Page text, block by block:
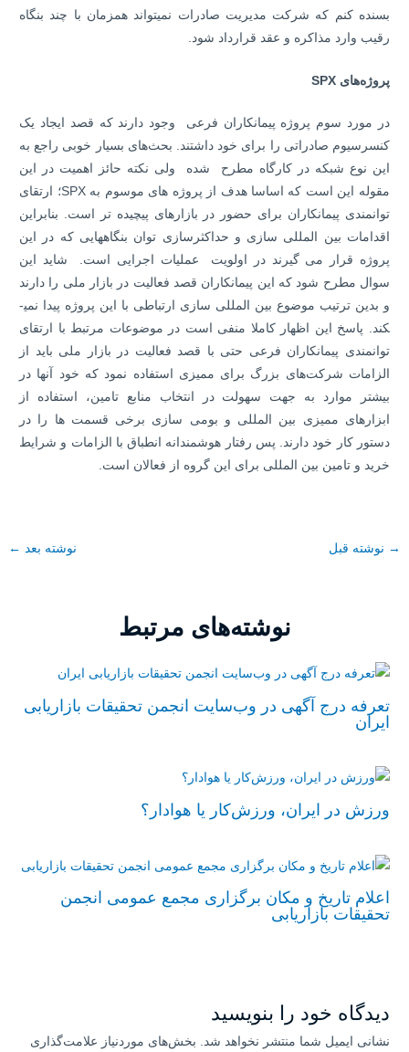
بسنده­ کنم که شرکت مدیریت صادرات نمی­تواند همزمان با چند بنگاه
رقیب وارد مذاکره و عقد قرارداد شود.
پروژه‌هایSPX
در مورد سوم پروژه پیمانکاران فرعی وجود دارند که قصد ایجاد یک
کنسرسیوم صادراتی را برای خود داشتند. بحث‌های بسیار خوبی راجع به
این نوع شبکه در کارگاه مطرح شده ولی نکته حائز اهمیت در این
مقوله این است که اساسا هدف از پروژه ­های موسوم به SPX؛ ارتقای
توانمندی پیمانکاران برای حضور در بازارهای پیچیده­ تر است. بنابراین
اقدامات بین المللی ­سازی و حداکثرسازی توان بنگاه­هایی که در این
پروژه قرار می­ گیرند در اولویت عملیات اجرایی است. شاید این
سوال مطرح شود که این پیمانکاران قصد فعالیت در بازار ملی را دارند
و بدین ترتیب موضوع بین المللی­ سازی ارتباطی با این پروژه پیدا نمی­
کند. پاسخ این اظهار کاملا منفی است در موضوعات مرتبط با ارتقای
توانمندی پیمانکاران فرعی حتی با قصد فعالیت در بازار ملی باید از
الزامات شرکت‌های بزرگ برای ممیزی استفاده نمود که خود آنها در
بیشتر موارد به جهت سهولت در انتخاب منابع تامین، استفاده از
ابزارهای ممیزی بین المللی و بومی سازی برخی قسمت ها را در
دستور کار خود دارند. پس رفتار هوشمندانه انطباق با الزامات و شرایط
خرید و تامین بین المللی برای این گروه از فعالان است.
→ نوشته قبل نوشته بعد ←
نوشته‌های مرتبط
تعرفه درج آگهی در وب‌سایت انجمن تحقیقات بازاریابی
ایران
ورزش در ایران، ورزش‌کار یا هوادار؟
اعلام تاریخ و مکان برگزاری مجمع عمومی انجمن
تحقیقات بازاریابی
دیدگاه‌ خود را بنویسید
نشانی ایمیل شما منتشر نخواهد شد. بخش‌های موردنیاز علامت‌گذاری